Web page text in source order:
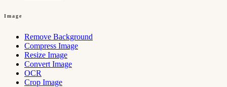
Image
Remove Background
Compress Image
Resize Image
Convert Image
OCR
Crop Image